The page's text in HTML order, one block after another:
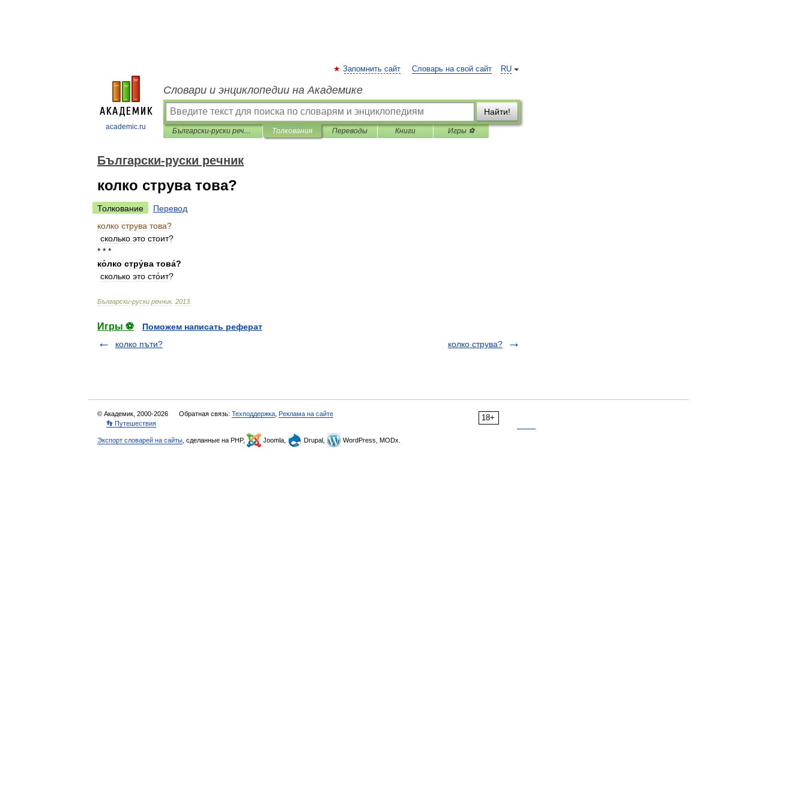
academic.ru
RU
Запомнить сайт Словарь на свой сайт
Словари и энциклопедии на Академике
Найти!
Български-руски речник Толкования Переводы Книги Игры ⚽
Български-руски речник
колко струва това?
Толкование
Перевод
колко струва това?
сколько это стоит?
* * *
ко́лко стру́ва това́?
сколько это сто́ит?
Български-руски речник. 2013
Игры ⚽
Поможем написать реферат
колко пъти?
колко струва?
18+
© Академик, 2000-2026 Обратная связь: Техподдержка Реклама на сайте
👣 Путешествия
Экспорт словарей на сайты , сделанные на PHP, Joomla, Drupal, WordPress, MODx.